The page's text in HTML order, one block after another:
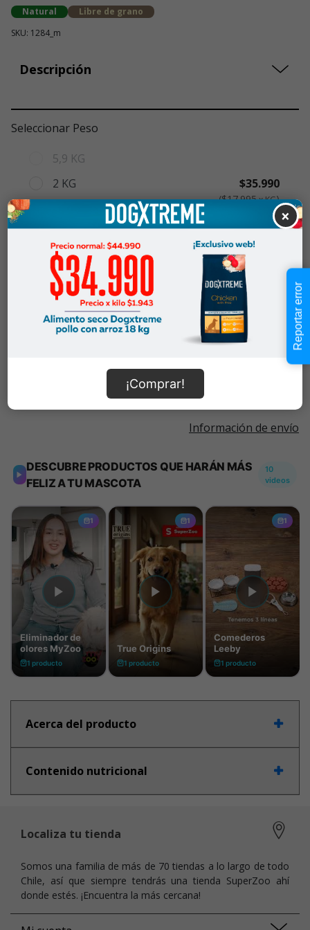
Natural
Libre de grano
SKU: 1284_m
Descripción
Seleccionar Peso
5,9 KG
2 KG
$17.995x KG
$35.990
$10.434
$119.990
Cantidad:
-
$35.990-$119.990
Selecciona una opción para ver
disponibilidad
Añadir al carrito
Información de envío
Acerca del producto
Contenido nutricional
×
¡Comprar!
Localiza tu tienda
Somos una familia de más de 70 tiendas a lo largo de todo
Chile, así que siempre tendrás una tienda SuperZoo ahí
donde estés. ¡Encuentra la más cercana!
Reportar error